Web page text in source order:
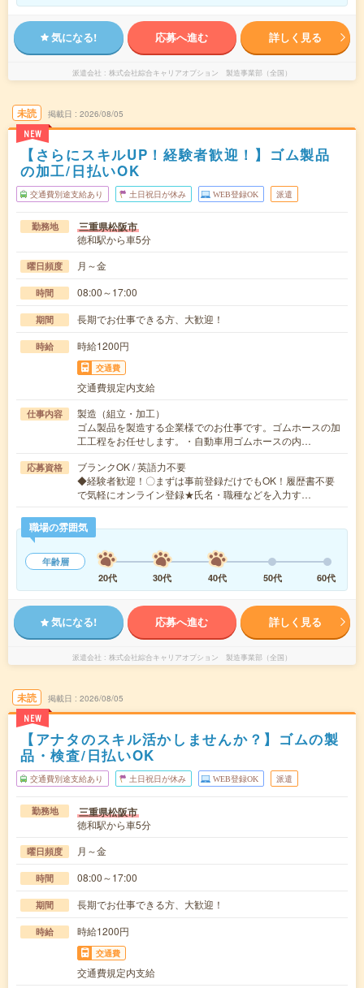
気になる! 応募へ進む 詳しく見る
派遣会社 株式会社綜合キャリアオプション 製造事業部（全国）
未読
NEW
掲載日 2026/08/05
【さらにスキルUP！経験者歓迎！】ゴム製品
の加工/日払いOK
交通費別途支給あり 土日祝日が休み WEB登録OK 派遣
勤務地 三重県松阪市
徳和駅から車5分
曜日頻度 月～金
時間 08:00～17:00
期間 長期でお仕事できる方、大歓迎！
時給 時給1200円
交通費
交通費規定内支給
仕事内容
製造（組立・加工）
ゴム製品を製造する企業様でのお仕事です。ゴムホースの加
工工程をお任せします。・自動車用ゴムホースの内…
応募資格
ブランクOK / 英語力不要
◆経験者歓迎！〇まずは事前登録だけでもOK！履歴書不要
で気軽にオンライン登録★氏名・職種などを入力す…
職場の雰囲気
年齢層
20代
30代 40代 50代 60代
気になる! 応募へ進む 詳しく見る
派遣会社 株式会社綜合キャリアオプション 製造事業部（全国）
未読
NEW
掲載日 2026/08/05
【アナタのスキル活かしませんか？】ゴムの製
品・検査/日払いOK
交通費別途支給あり 土日祝日が休み WEB登録OK 派遣
勤務地 三重県松阪市
徳和駅から車5分
曜日頻度 月～金
時間 08:00～17:00
期間 長期でお仕事できる方、大歓迎！
時給 時給1200円
交通費
交通費規定内支給